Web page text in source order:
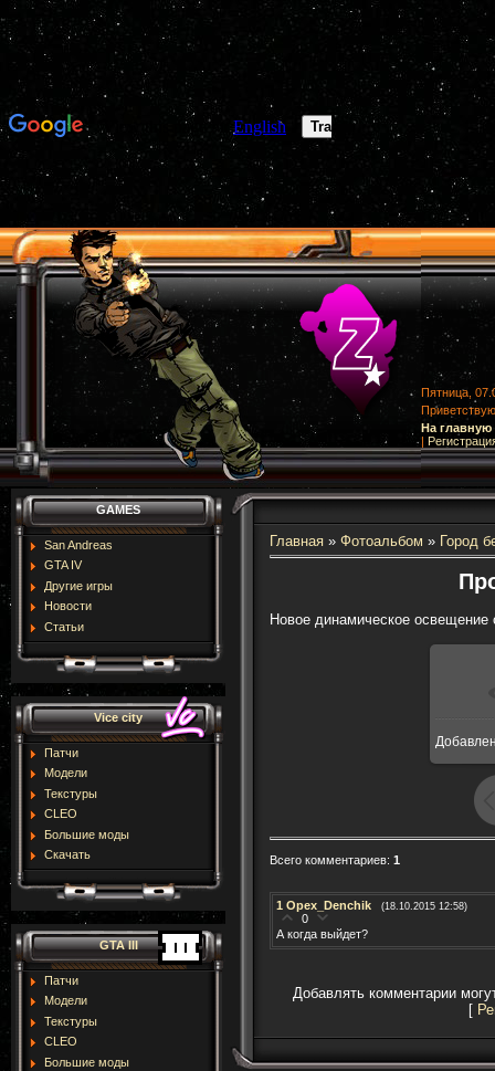
Пятница,
На главную
|
GAMES
San Andreas
GTA IV
Другие игры
Новости
Статьи
Vice city
Патчи
Модели
Текстуры
CLEO
Большие моды
Скачать
GTA III
Патчи
Модели
Текстуры
CLEO
Большие моды
Главная » Фотоальбом » Город
Новое динамическое освещение
Всего комментариев: 1
1 Opex_Denchik (18.10.2015 12:58)
0
А когда выйдет?
Добавлять комментарии
[